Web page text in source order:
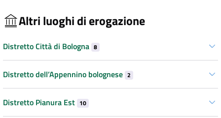
Altri luoghi di erogazione
Distretto Città di Bologna 8
Distretto dell’Appennino bolognese 2
Distretto Pianura Est 10